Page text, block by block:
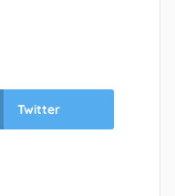
Twitter